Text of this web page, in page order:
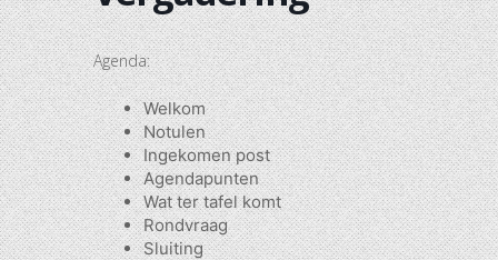
Agenda:
Welkom
Notulen
Ingekomen post
Agendapunten
Wat ter tafel komt
Rondvraag
Sluiting